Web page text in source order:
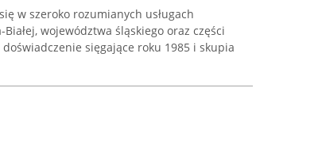
w szeroko rozumianych usługach
województwa śląskiego oraz części
sięgające roku 1985 i skupia